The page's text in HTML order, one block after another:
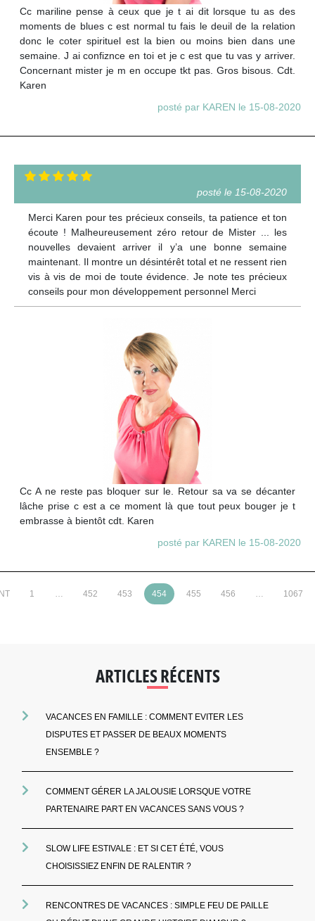
Cc mariline pense à ceux que je t ai dit lorsque tu as des
moments de blues c est normal tu fais le deuil de la relation
donc le coter spirituel est la bien ou moins bien dans une
semaine. J ai confiznce en toi et je c est que tu vas y arriver.
Concernant mister je m en occupe tkt pas. Gros bisous. Cdt.
Karen
posté par KAREN le 15-08-2020
posté le 15-08-2020
Merci Karen pour tes précieux conseils, ta patience et ton
écoute ! Malheureusement zéro retour de Mister ... les
nouvelles devaient arriver il y’a une bonne semaine
maintenant. Il montre un désintérêt total et ne ressent rien
vis à vis de moi de toute évidence. Je note tes précieux
conseils pour mon développement personnel Merci
Cc A ne reste pas bloquer sur le. Retour sa va se décanter
lâche prise c est a ce moment là que tout peux bouger je t
embrasse à bientôt cdt. Karen
posté par KAREN le 15-08-2020
1 452 453 454 455 456 1067
ARTICLES RÉCENTS
VACANCES EN FAMILLE : COMMENT EVITER LES
DISPUTES ET PASSER DE BEAUX MOMENTS
ENSEMBLE ?
COMMENT GÉRER LA JALOUSIE LORSQUE VOTRE
PARTENAIRE PART EN VACANCES SANS VOUS ?
SLOW LIFE ESTIVALE : ET SI CET ÉTÉ, VOUS
CHOISISSIEZ ENFIN DE RALENTIR ?
RENCONTRES DE VACANCES : SIMPLE FEU DE PAILLE